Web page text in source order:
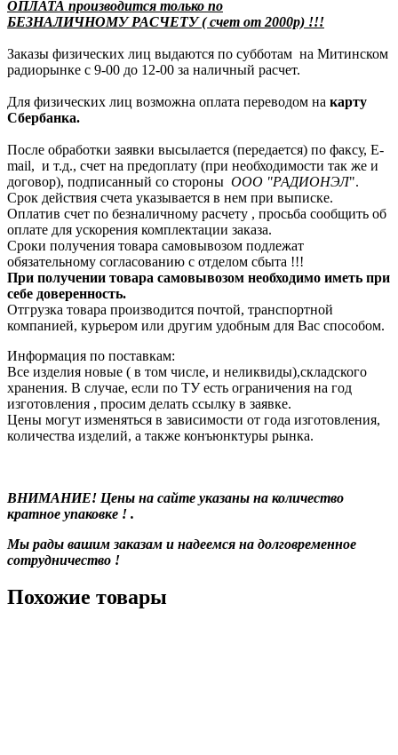
ОПЛАТА производится только по
БЕЗНАЛИЧНОМУ РАСЧЕТУ ( счет от 2000р) !!!
Заказы физических лиц выдаются по субботам на Митинском
радиорынке с 9-00 до 12-00 за наличный расчет.
Для физических лиц возможна оплата переводом на карту
Сбербанка.
После обработки заявки высылается (передается) по факсу, E-
mail, и т.д., счет на предоплату (при необходимости так же и
договор), подписанный со стороны ООО "РАДИОНЭЛ".
Срок действия счета указывается в нем при выписке.
Оплатив счет по безналичному расчету , просьба сообщить об
оплате для ускорения комплектации заказа.
Сроки получения товара самовывозом подлежат
обязательному согласованию с отделом сбыта !!!
При получении товара самовывозом необходимо иметь при
себе доверенность.
Отгрузка товара производится почтой, транспортной
компанией, курьером или другим удобным для Вас способом.
Информация по поставкам:
Все изделия новые ( в том числе, и неликвиды),складского
хранения. В случае, если по ТУ есть ограничения на год
изготовления , просим делать ссылку в заявке.
Цены могут изменяться в зависимости от года изготовления,
количества изделий, а также конъюнктуры рынка.
ВНИМАНИЕ! Цены на сайте указаны на количество
кратное упаковке ! .
Мы рады вашим заказам и надеемся на долговременное
сотрудничество !
Похожие товары